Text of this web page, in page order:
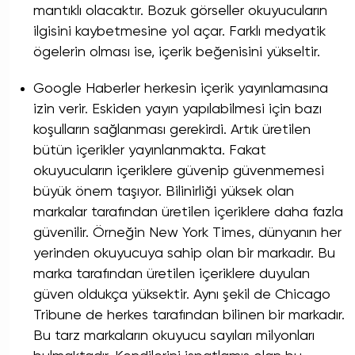
mantıklı olacaktır. Bozuk görseller okuyucuların
ilgisini kaybetmesine yol açar. Farklı medyatik
ögelerin olması ise, içerik beğenisini yükseltir.
Google Haberler herkesin içerik yayınlamasına
izin verir. Eskiden yayın yapılabilmesi için bazı
koşulların sağlanması gerekirdi. Artık üretilen
bütün içerikler yayınlanmakta. Fakat
okuyucuların içeriklere güvenip güvenmemesi
büyük önem taşıyor. Bilinirliği yüksek olan
markalar tarafından üretilen içeriklere daha fazla
güvenilir. Örneğin New York Times, dünyanın her
yerinden okuyucuya sahip olan bir markadır. Bu
marka tarafından üretilen içeriklere duyulan
güven oldukça yüksektir. Aynı şekil de Chicago
Tribune de herkes tarafından bilinen bir markadır.
Bu tarz markaların okuyucu sayıları milyonları